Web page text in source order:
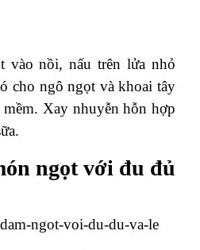
vào nồi, nấu trên lửa nhỏ
cho ngô ngọt và khoai tây
Xay nhuyễn hỗn hợp
ngọt với đu đủ